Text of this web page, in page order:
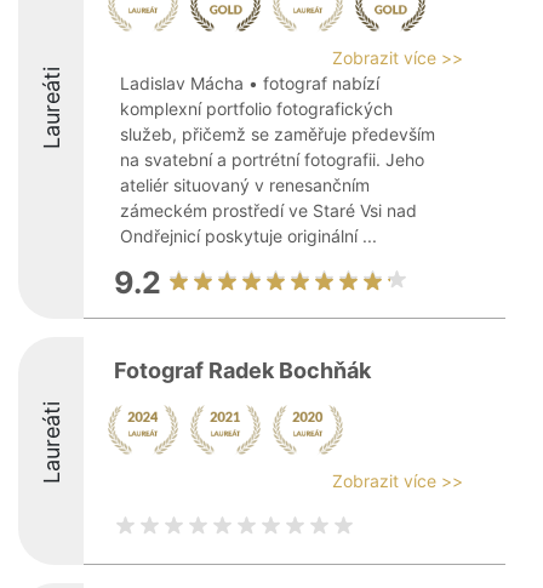
Laureáti
Zobrazit více >>
Ladislav Mácha • fotograf nabízí
komplexní portfolio fotografických
služeb, přičemž se zaměřuje především
na svatební a portrétní fotografii. Jeho
ateliér situovaný v renesančním
zámeckém prostředí ve Staré Vsi nad
Ondřejnicí poskytuje originální ...
9.2
Laureáti
Fotograf Radek Bochňák
Zobrazit více >>